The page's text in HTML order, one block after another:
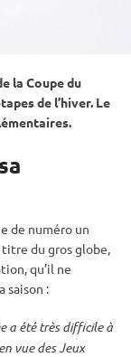
la Coupe du
de l’hiver. Le
de numéro un
titre du gros globe,
qu’il ne
saison :
a été très difficile à
vue desJeux